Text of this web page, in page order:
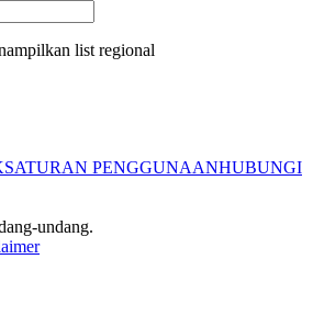
list regional
ATURAN PENGGUNAANHUBUNGI
undang.